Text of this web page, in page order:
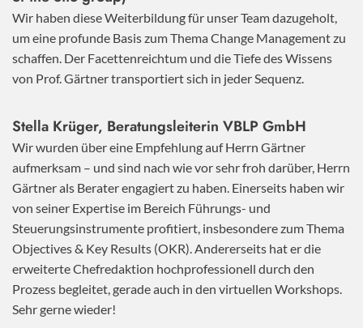
Wir haben diese Weiterbildung für unser Team dazugeholt,
um eine profunde Basis zum Thema Change Management zu
schaffen. Der Facettenreichtum und die Tiefe des Wissens
von Prof. Gärtner transportiert sich in jeder Sequenz.
Stella Krüger, Beratungsleiterin VBLP GmbH
Wir wurden über eine Empfehlung auf Herrn Gärtner
aufmerksam – und sind nach wie vor sehr froh darüber, Herrn
Gärtner als Berater engagiert zu haben. Einerseits haben wir
von seiner Expertise im Bereich Führungs- und
Steuerungsinstrumente profitiert, insbesondere zum Thema
Objectives & Key Results (OKR). Andererseits hat er die
erweiterte Chefredaktion hochprofessionell durch den
Prozess begleitet, gerade auch in den virtuellen Workshops.
Sehr gerne wieder!